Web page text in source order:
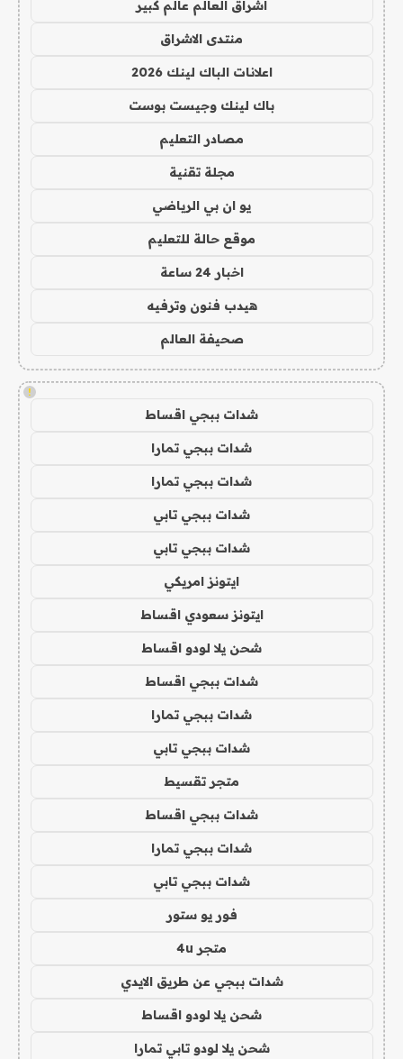
اشراق العالم عالم كبير
منتدى الاشراق
اعلانات الباك لينك 2026
باك لينك وجيست بوست
مصادر التعليم
مجلة تقنية
يو ان بي الرياضي
موقع حالة للتعليم
اخبار 24 ساعة
هيدب فنون وترفيه
صحيفة العالم
!
شدات ببجي اقساط
شدات ببجي تمارا
شدات ببجي تمارا
شدات ببجي تابي
شدات ببجي تابي
ايتونز امريكي
ايتونز سعودي اقساط
شحن يلا لودو اقساط
شدات ببجي اقساط
شدات ببجي تمارا
شدات ببجي تابي
متجر تقسيط
شدات ببجي اقساط
شدات ببجي تمارا
شدات ببجي تابي
فور يو ستور
متجر 4u
شدات ببجي عن طريق الايدي
شحن يلا لودو اقساط
شحن يلا لودو تابي تمارا